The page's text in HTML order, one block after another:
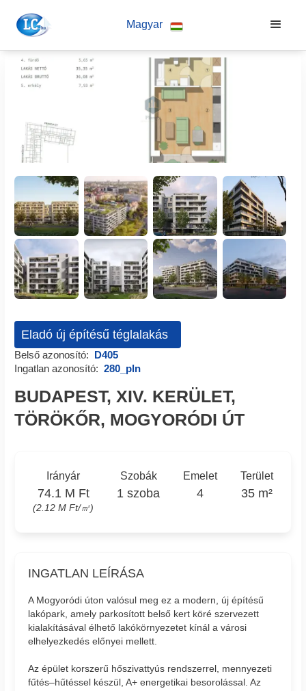
Magyar
Eladó új építésű téglalakás
Belső azonosító: D405
Ingatlan azonosító: 280_pln
BUDAPEST, XIV. KERÜLET,
TÖRÖKŐR, MOGYORÓDI ÚT
Irányár
74.1 M Ft
(2.12 M Ft/㎡)
Szobák
1 szoba
Emelet
4
Terület
35 m²
INGATLAN LEÍRÁSA
A Mogyoródi úton valósul meg ez a modern, új építésű
lakópark, amely parkosított belső kert köré szervezett
kialakításával élhető lakókörnyezetet kínál a városi
elhelyezkedés előnyei mellett.
Az épület korszerű hőszivattyús rendszerrel, mennyezeti
fűtés–hűtéssel készül, A+ energetikai besorolással. Az